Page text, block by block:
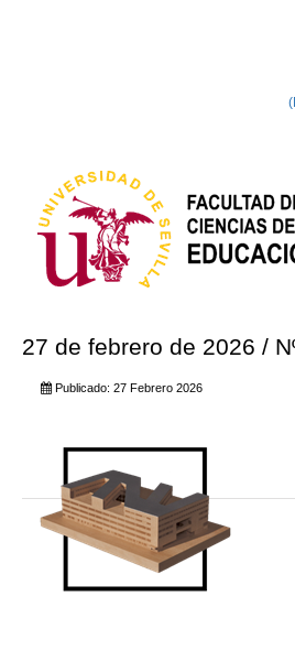
27 de febrero de 2026 /
Publicado: 27 Febrero 2026